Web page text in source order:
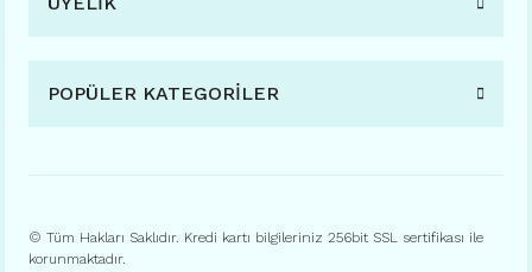
POPÜLER KATEGORİLER
© Tüm Hakları Saklıdır. Kredi kartı bilgileriniz 256bit SSL sertifikası ile
korunmaktadır.